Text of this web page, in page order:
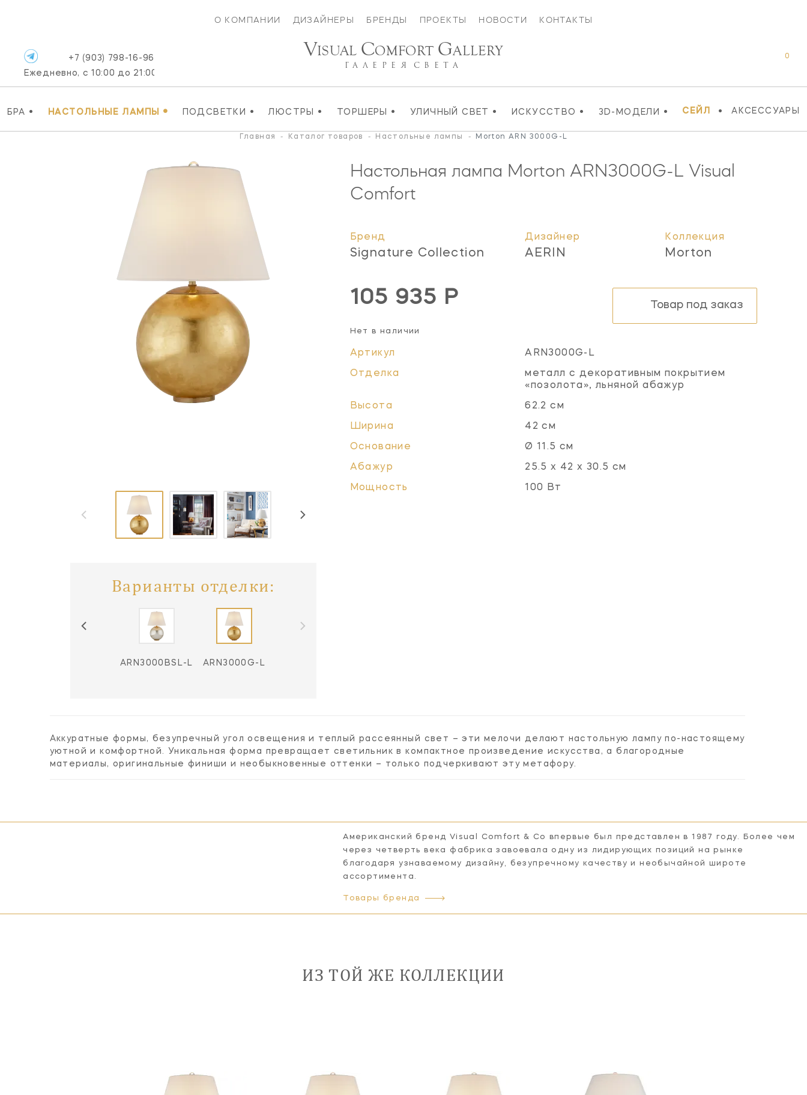
О КОМПАНИИ ДИЗАЙНЕРЫ БРЕНДЫ ПРОЕКТЫ НОВОСТИ КОНТАКТЫ
БРА • НАСТОЛЬНЫЕ ЛАМПЫ • ПОДСВЕТКИ • ЛЮСТРЫ • ТОРШЕРЫ • УЛИЧНЫЙ СВЕТ • ИСКУССТВО • 3D-МОДЕЛИ • СЕЙЛ • АКСЕССУАРЫ
+7 (903) 798-16-96
Ежедневно, с 10:00 до 21:00
0
VISUAL COMFORT GALLERY
ГАЛЕРЕЯ СВЕТА
Главная - Каталог товаров - Настольные лампы - Morton ARN 3000G-L
Варианты отделки:
ARN3000BSL-L ARN3000G-L
Настольная лампа Morton ARN3000G-L
Visual
Comfort
Бренд
Signature Collection
Дизайнер
AERIN
Коллекция
Morton
105 935 Р
Нет в наличии
Товар под заказ
Артикул ARN3000G-L
Отделка
металл с декоративным покрытием
«позолота», льняной абажур
Высота 62.2 см
Ширина 42 см
Основание Ø 11.5 см
Абажур 25.5 x 42 x 30.5 см
Мощность 100 Вт
Аккуратные формы, безупречный угол освещения и теплый рассеянный свет – эти мелочи делают настольную лампу по-настоящему
уютной и комфортной. Уникальная форма превращает светильник в компактное произведение искусства, а благородные
материалы, оригинальные финиши и необыкновенные оттенки – только подчеркивают эту метафору.
Американский бренд Visual Comfort & Co впервые был представлен в 1987 году. Более чем
через четверть века фабрика завоевала одну из лидирующих позиций на рынке
благодаря узнаваемому дизайну, безупречному качеству и необычайной широте
ассортимента.
Товары бренда
ИЗ ТОЙ ЖЕ КОЛЛЕКЦИИ